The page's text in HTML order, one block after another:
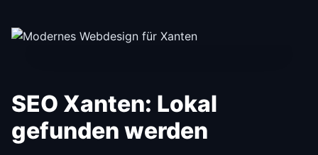
SEO Xanten: Lokal
gefunden werden